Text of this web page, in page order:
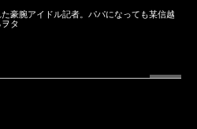
豪腕アイドル記者。パパになっても某信越
タ